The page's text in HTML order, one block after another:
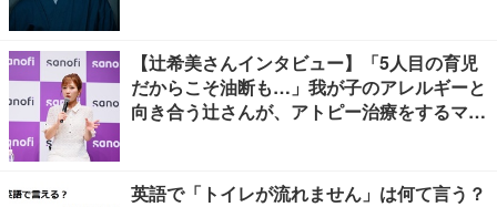
【辻希美さんインタビュー】「5人目の育児
だからこそ油断も…」我が子のアレルギーと
向き合う辻さんが、アトピー治療をするママ
英語で「トイレが流れません」は何て言う？